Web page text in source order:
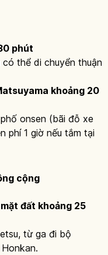
phút
thể di chuyển thuận
khoảng 20
onsen (bãi đỗ xe
phí 1 giờ nếu tắm tại
cộng
đất khoảng 25
từ ga đi bộ